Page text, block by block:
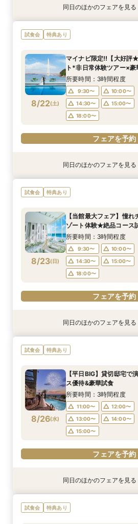
特典あり
8/21(金)
【ペット婚に◎】大切な
会場で叶えよう
11:00〜
12:00〜
13:00〜
14:00〜
15:00〜
フェアを予約
特典あり
8/21(金)
【少人数で邸宅貸切】豪
★wedding相談会
11:00〜
12:00〜
13:00〜
14:00〜
15:00〜
フェアを予約
8/21(金)
【遠方の方◎オンライン
豪華5大特典付き
14:00〜
15:00〜
16:00〜
17:00〜
フェアを予約
特典あり
8/21(金)
【お料理重視◎】シェフ
×貸切邸宅W体験
11:00〜
12:00〜
13:00〜
14:00〜
15:00〜
フェアを予約
特典あり
8/21(金)
初見学でも安心◎「即決
新プラン×試食付
13:00〜
14:00〜
15:00〜
16:00〜
17:00〜
フェアを予約
同日のほかのフェアを見る
試食会 特典あり
8/22(土)
マイナビ限定!!【大好評
ト*非日常体験ツアー×豪
所要時間：3時間程度
9:30〜
10:00〜
14:30〜
15:00〜
18:00〜
フェアを予約
特典あり 動画あり
8/22(土)
【お料理重視◎】シェフ
×貸切邸宅W体験
9:30〜
10:00〜
14:30〜
15:00〜
18:00〜
フェアを予約
特典あり
8/22(土)
【少人数で邸宅貸切】豪
★wedding相談会
9:30〜
10:00〜
14:30〜
15:00〜
18:00〜
フェアを予約
特典あり
8/22(土)
初見学でも安心◎「即決
新プラン×試食付
9:30〜
10:00〜
14:30〜
15:00〜
18:00〜
フェアを予約
特典あり
8/22(土)
【ペット婚に◎】大切な
会場で叶えよう
9:30〜
10:00〜
14:30〜
15:00〜
18:00〜
フェアを予約
8/22(土)
【遠方の方◎オンライン
豪華5大特典付き
11:00〜
12:00〜
16:00〜
17:00〜
フェアを予約
同日のほかのフェアを見る
試食会 特典あり
8/23(日)
【当館最大フェア】憧
ゾート体験★絶品コース
所要時間：3時間程度
9:30〜
10:00〜
14:30〜
15:00〜
18:00〜
フェアを予約
特典あり 動画あり
8/23(日)
【お料理重視◎】シェフ
×貸切邸宅W体験
9:30〜
10:00〜
14:30〜
15:00〜
18:00〜
フェアを予約
特典あり
8/23(日)
【少人数で邸宅貸切】豪
★wedding相談会
9:30〜
10:00〜
14:30〜
15:00〜
18:00〜
フェアを予約
特典あり
8/23(日)
初見学でも安心◎「即決
新プラン×試食付
9:30〜
10:00〜
14:30〜
15:00〜
18:00〜
フェアを予約
特典あり
8/23(日)
【ペット婚に◎】大切な
会場で叶えよう
9:30〜
10:00〜
14:30〜
15:00〜
18:00〜
フェアを予約
8/23(日)
【遠方の方◎オンライン
豪華5大特典付き
11:00〜
12:00〜
16:00〜
17:00〜
フェアを予約
同日のほかのフェアを見る
試食会 特典あり
8/26(水)
【平日BIG】貸切邸宅で
ス優待&豪華試食
所要時間：3時間程度
11:00〜
12:00〜
13:00〜
14:00〜
15:00〜
フェアを予約
特典あり
【ペット婚に◎】大切な
会場で叶えよう
特典あり
【少人数で邸宅貸切】豪
★wedding相談会
【遠方の方◎オンライン
豪華5大特典付き
特典あり
【お料理重視◎】シェフ
×貸切邸宅W体験
特典あり
初見学でも安心◎「即決
新プラン×試食付
同日のほかのフェアを見る
試食会 特典あり